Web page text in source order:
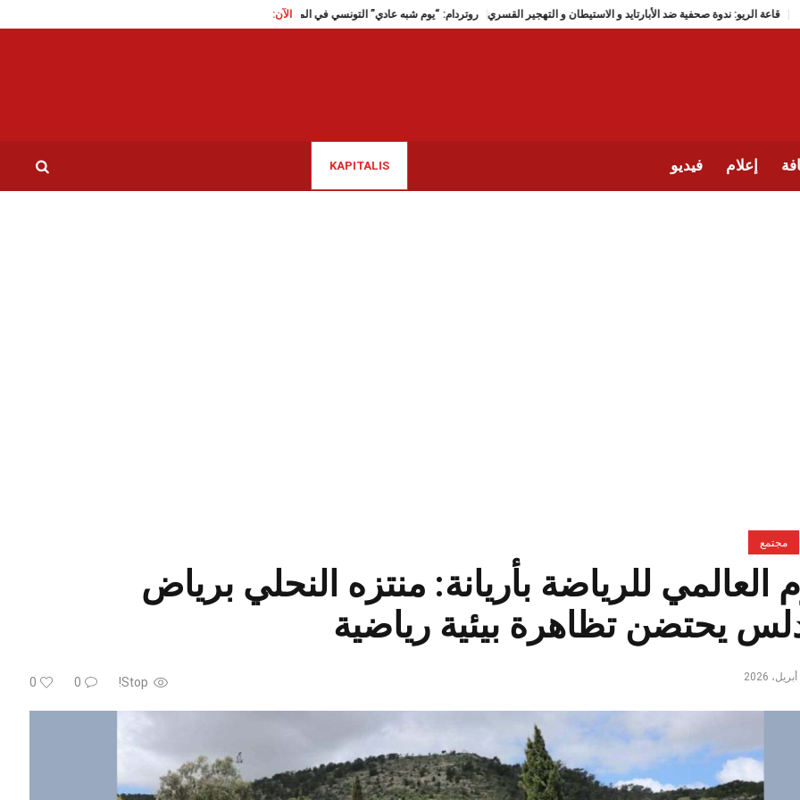
الآن: قاعة الريو: ندوة صحفية ضد الأبارتايد و الاستيطان و التهجير القسري روتردام: “يوم شبه عادي” التونسي في المسابقة الرسمية للأفلام القصيرة
إعلام فيديو KAPITALIS
مجتمع
العالمي للرياضة بأريانة: منتزه النحلي برياض
يحتضن تظاهرة بيئية رياضية
Stop!
0
0